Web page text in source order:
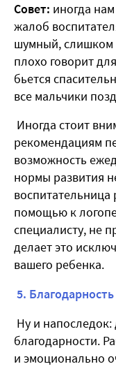
Совет: иногда
жалоб
шумный, слишком
плохо говорит
бьется
все мальчики
Иногда стоит
рекомендациям
возможность
нормы развития
воспитательница
помощью к
специалисту, не
делает это
вашего ребенка.
5. Благодарность
Ну и напоследок:
благодарности.
и эмоционально